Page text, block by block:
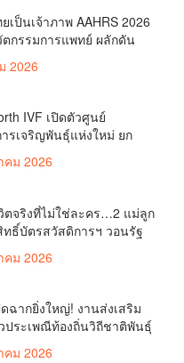
เป็นเจ้าภาพ AAHRS 2026
กรรมการแพทย์ ผลักดัน
และศูนย์กลางปลูกผมแห่ง
2026
IVF เปิดตัวศูนย์
รเจริญพันธุ์แห่งใหม่ ยก
ม่สู่ ศูนย์กลางการรักษาผู้มี
มิภาค(คลิป)
คม 2026
ตจริงที่ไม่ใช่ละคร…2 แม่ลูก
ธิ์บัตรสวัสดิการฯ วอนรัฐ
คม 2026
ดฉากยิ่งใหญ่! งานส่งเสริม
ประเพณีท้องถิ่นวิถีชาติพันธุ์
คม 2026